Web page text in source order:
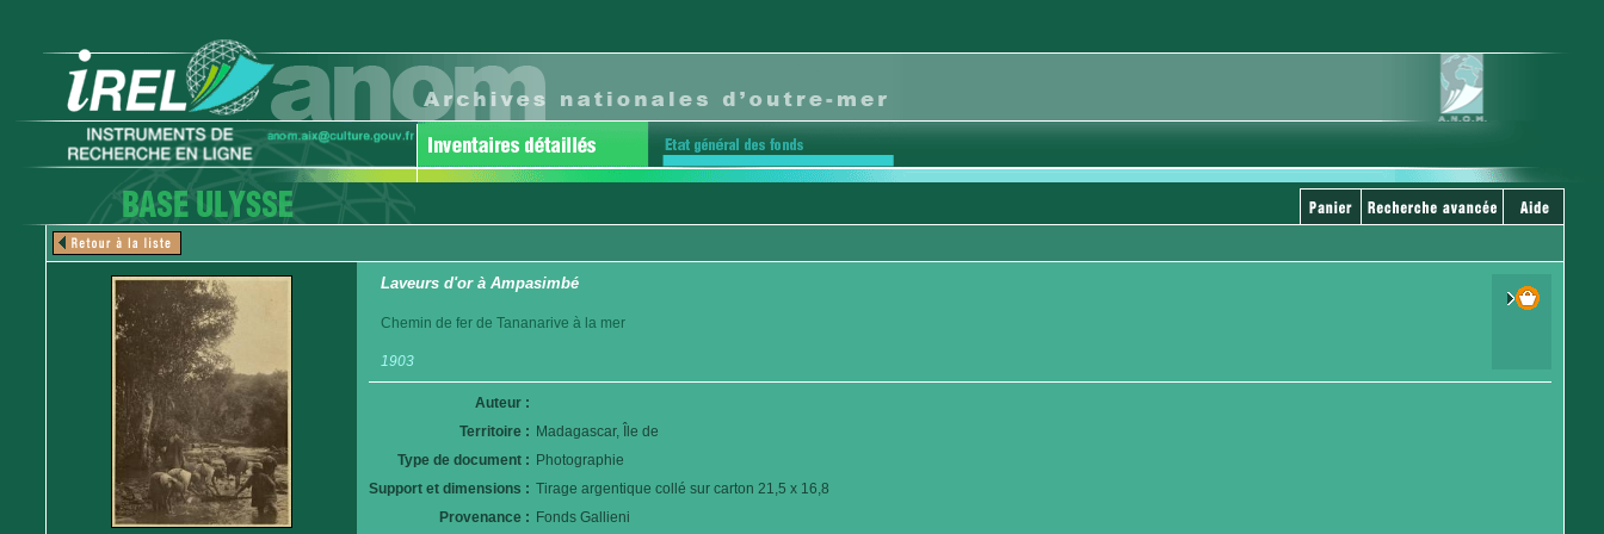
Laveurs d'or à Ampasimbé
Chemin de fer de Tananarive à la mer
1903
Auteur :
Territoire : Madagascar, Île de
Type de document : Photographie
Support et dimensions : Tirage argentique collé sur carton 21,5 x 16,8
Provenance : Fonds Gallieni